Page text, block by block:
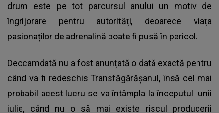
drum este pe tot parcursul anului un motiv de
îngrijorare pentru autorități, deoarece viața
pasionaților de adrenalină poate fi pusă în pericol.
Deocamdată nu a fost anunțată o dată exactă pentru
când va fi redeschis Transfăgărășanul, însă cel mai
probabil acest lucru se va întâmpla la începutul lunii
iulie, când nu o să mai existe riscul producerii